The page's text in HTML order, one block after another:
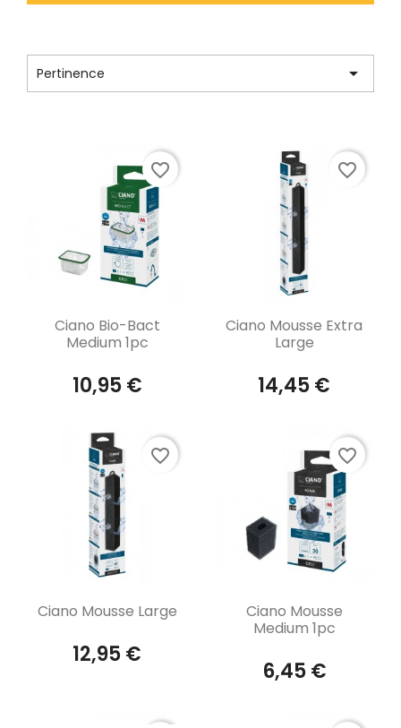
Pertinence 
Aperçu rapide
Ciano Bio-Bact
Medium 1pc
10,95 €
favorite_border
Aperçu rapide
Ciano Mousse Extra
Large
14,45 €
favorite_border
Aperçu rapide
Ciano Mousse Large
12,95 €
favorite_border
Aperçu rapide
Ciano Mousse
Medium 1pc
6,45 €
favorite_border